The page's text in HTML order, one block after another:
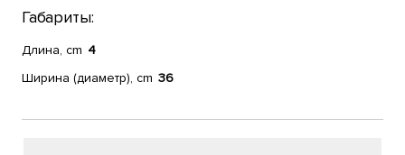
Габариты:
Длина, cm 4
Ширина (диаметр), cm 36